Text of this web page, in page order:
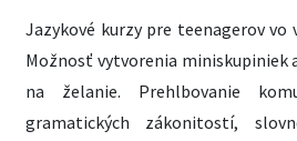
Jazykové kurzy pre teenagerov vo
Možnosť vytvorenia miniskupiniek
na želanie. Prehlbovanie
gramatických zákonitostí,